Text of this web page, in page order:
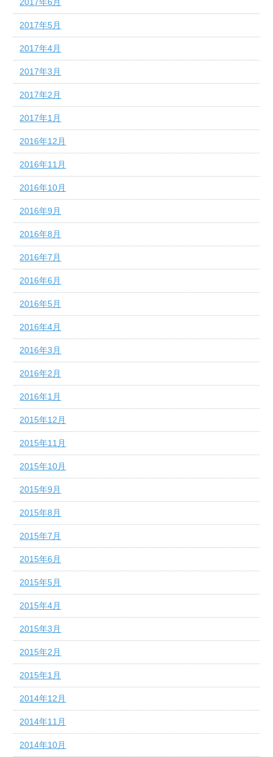
2017年5月
2017年4月
2017年3月
2017年2月
2017年1月
2016年12月
2016年11月
2016年10月
2016年9月
2016年8月
2016年7月
2016年6月
2016年5月
2016年4月
2016年3月
2016年2月
2016年1月
2015年12月
2015年11月
2015年10月
2015年9月
2015年8月
2015年7月
2015年6月
2015年5月
2015年4月
2015年3月
2015年2月
2015年1月
2014年12月
2014年11月
2014年10月